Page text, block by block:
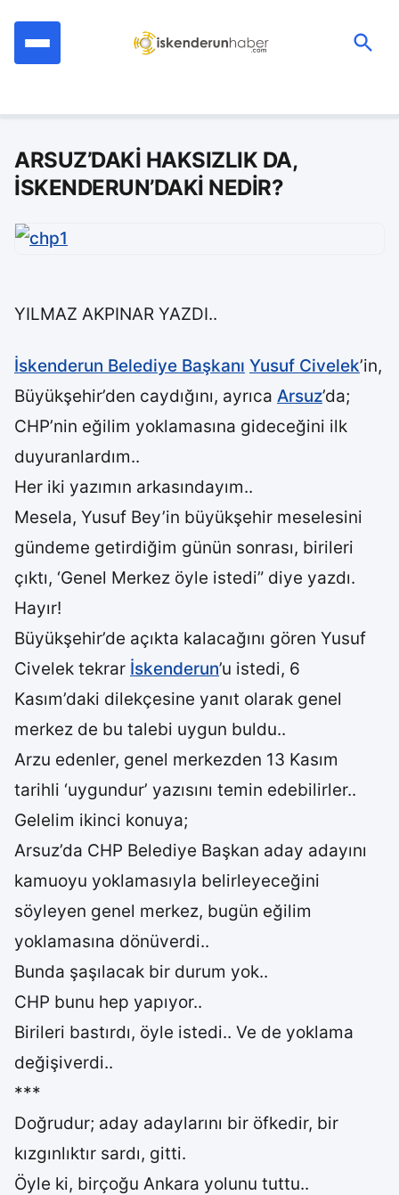
ARSUZ’DAKİ HAKSIZLIK DA,
İSKENDERUN’DAKİ NEDİR?
YILMAZ AKPINAR YAZDI..
İskenderun Belediye Başkanı Yusuf Civelek’in,
Büyükşehir’den caydığını, ayrıca Arsuz’da;
CHP’nin eğilim yoklamasına gideceğini ilk
duyuranlardım..
Her iki yazımın arkasındayım..
Mesela, Yusuf Bey’in büyükşehir meselesini
gündeme getirdiğim günün sonrası, birileri
çıktı, ‘Genel Merkez öyle istedi” diye yazdı.
Hayır!
Büyükşehir’de açıkta kalacağını gören Yusuf
Civelek tekrar İskenderun’u istedi, 6
Kasım’daki dilekçesine yanıt olarak genel
merkez de bu talebi uygun buldu..
Arzu edenler, genel merkezden 13 Kasım
tarihli ‘uygundur’ yazısını temin edebilirler..
Gelelim ikinci konuya;
Arsuz’da CHP Belediye Başkan aday adayını
kamuoyu yoklamasıyla belirleyeceğini
söyleyen genel merkez, bugün eğilim
yoklamasına dönüverdi..
Bunda şaşılacak bir durum yok..
CHP bunu hep yapıyor..
Birileri bastırdı, öyle istedi.. Ve de yoklama
değişiverdi..
***
Doğrudur; aday adaylarını bir öfkedir, bir
kızgınlıktır sardı, gitti.
Öyle ki, birçoğu Ankara yolunu tuttu..